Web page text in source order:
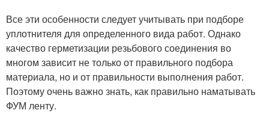
Все эти особенности следует учитывать при подборе
уплотнителя для определенного вида работ. Однако
качество герметизации резьбового соединения во
многом зависит не только от правильного подбора
материала, но и от правильности выполнения работ.
Поэтому очень важно знать, как правильно наматывать
ФУМ ленту.